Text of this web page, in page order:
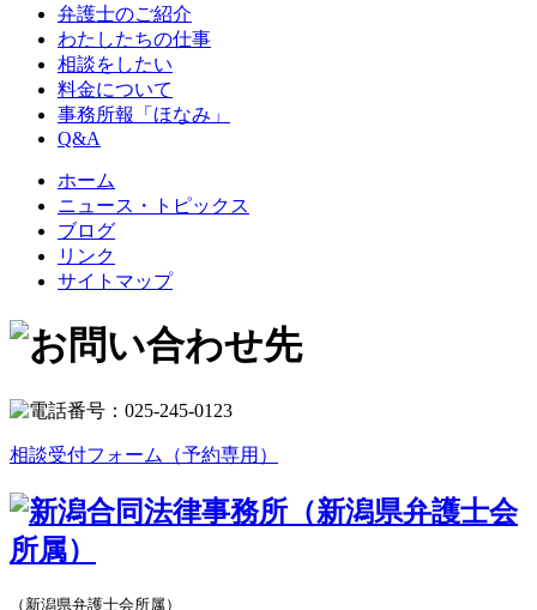
弁護士のご紹介
わたしたちの仕事
相談をしたい
料金について
事務所報「ほなみ」
Q&A
ホーム
ニュース・トピックス
ブログ
リンク
サイトマップ
相談受付フォーム（予約専用）
（新潟県弁護士会所属）